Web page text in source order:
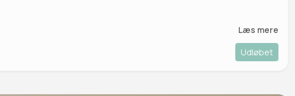
Læs mere
Udløbet